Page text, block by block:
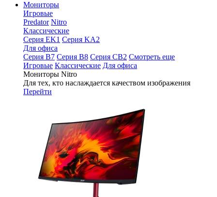
Мониторы
Игровые
Predator Nitro
Классические
Серия EK1 Серия KA2
Для офиса
Серия B7 Серия B8 Серия CB2 Смотреть еще
Игровые Классические Для офиса
Мониторы Nitro
Для тех, кто наслаждается качеством изображения
Перейти